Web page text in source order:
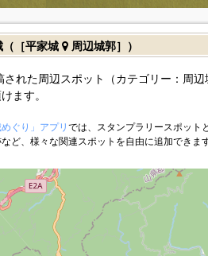
（［平家城 周辺城郭］）
れた周辺スポット（カテゴリー：周
ます。
めぐり」アプリ では、スタンプラリースポット
ど、様々な関連スポットを自由に追加できます